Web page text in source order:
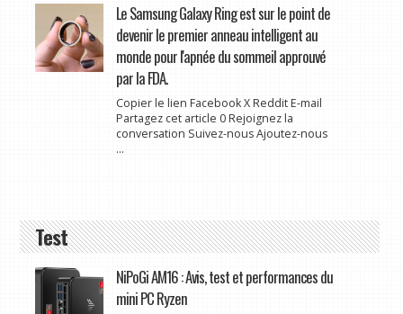
Le Samsung Galaxy Ring est sur le point de
devenir le premier anneau intelligent au
monde pour l'apnée du sommeil approuvé
par la FDA.
Copier le lien Facebook X Reddit E-mail
Partagez cet article 0 Rejoignez la
conversation Suivez-nous Ajoutez-nous
...
Test
NiPoGi AM16 : Avis, test et performances du
mini PC Ryzen